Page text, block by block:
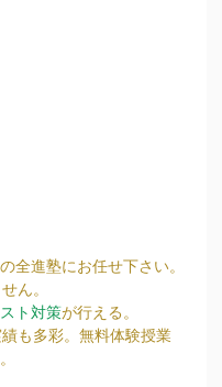
の全進塾にお任せ下さい。
ん。
ト対策が行える。
も多彩。無料体験授業